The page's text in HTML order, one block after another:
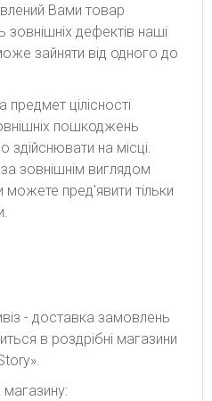
Вами товар
зовнішніх дефектів наші
зайняти від одного до
цілісності
пошкоджень
на місці.
зовнішнім виглядом
пред'явити тільки
- доставка замовлень
в роздрібні магазини